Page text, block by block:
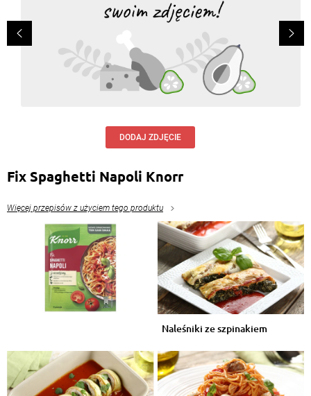
DODAJ ZDJĘCIE
Fix Spaghetti Napoli Knorr
Więcej przepisów z użyciem tego produktu
Naleśniki ze szpinakiem